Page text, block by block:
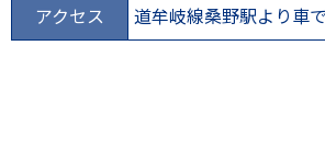
アクセス
道牟岐線桑野駅より車